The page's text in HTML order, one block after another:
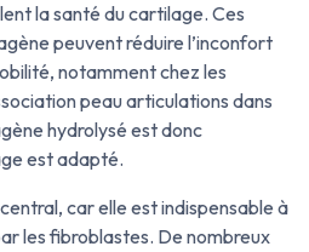
la santé du cartilage. Ces
peuvent réduire l’inconfort
notamment chez les
peau articulations dans
hydrolysé est donc
est adapté.
car elle est indispensable à
les fibroblastes. De nombreux